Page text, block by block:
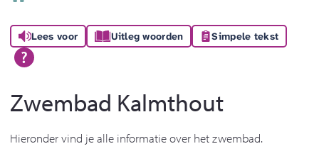
Lees voor Uitleg woorden Simpele tekst
Zwembad Kalmthout
Hieronder vind je alle informatie over het zwembad.